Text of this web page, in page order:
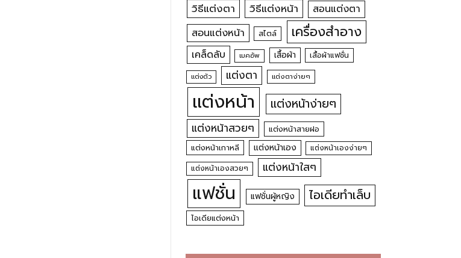
วิธีแต่งตา วิธีแต่งหน้า สอนแต่งตา
สอนแต่งหน้า สไตล์ เครื่องสำอาง
เคล็ดลับ เมคอัพ เสื้อผ้า เสื้อผ้าแฟชั่น
แต่งตัว แต่งตา แต่งตาง่ายๆ
แต่งหน้า แต่งหน้าง่ายๆ
แต่งหน้าสวยๆ
แต่งหน้าสายฝอ
แต่งหน้าเกาหลี
แต่งหน้าเอง
แต่งหน้าเองง่ายๆ
แต่งหน้าเองสวยๆ
แต่งหน้าใสๆ
แฟชั่น แฟชั่นผู้หญิง ไอเดียทำเล็บ
ไอเดียแต่งหน้า